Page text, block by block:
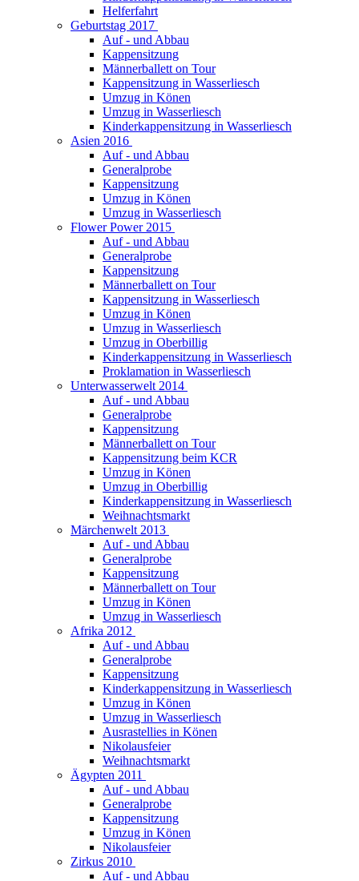
Helferfahrt
Geburtstag 2017
Auf - und Abbau
Kappensitzung
Männerballett on Tour
Kappensitzung in Wasserliesch
Umzug in Könen
Umzug in Wasserliesch
Kinderkappensitzung in Wasserliesch
Asien 2016
Auf - und Abbau
Generalprobe
Kappensitzung
Umzug in Könen
Umzug in Wasserliesch
Flower Power 2015
Auf - und Abbau
Generalprobe
Kappensitzung
Männerballett on Tour
Kappensitzung in Wasserliesch
Umzug in Könen
Umzug in Wasserliesch
Umzug in Oberbillig
Kinderkappensitzung in Wasserliesch
Proklamation in Wasserliesch
Unterwasserwelt 2014
Auf - und Abbau
Generalprobe
Kappensitzung
Männerballett on Tour
Kappensitzung beim KCR
Umzug in Könen
Umzug in Oberbillig
Kinderkappensitzung in Wasserliesch
Weihnachtsmarkt
Märchenwelt 2013
Auf - und Abbau
Generalprobe
Kappensitzung
Männerballett on Tour
Umzug in Könen
Umzug in Wasserliesch
Afrika 2012
Auf - und Abbau
Generalprobe
Kappensitzung
Kinderkappensitzung in Wasserliesch
Umzug in Könen
Umzug in Wasserliesch
Ausrastellies in Könen
Nikolausfeier
Weihnachtsmarkt
Ägypten 2011
Auf - und Abbau
Generalprobe
Kappensitzung
Umzug in Könen
Nikolausfeier
Zirkus 2010
Auf - und Abbau